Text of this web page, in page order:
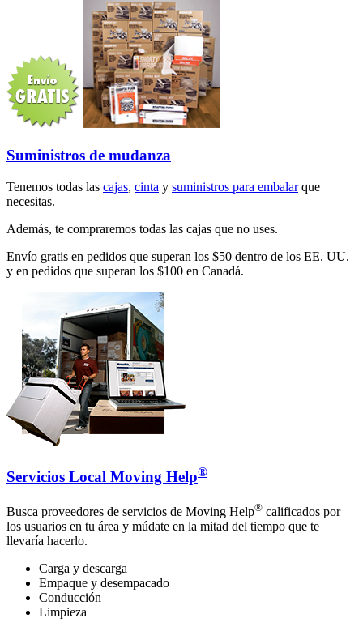
Suministros de mudanza
Tenemos todas las cajas, cinta y suministros para embalarque
necesitas.
Además, te compraremos todas las cajas que no uses.
Envío gratis en pedidos que superan los $50 dentro de los EE. UU.
y en pedidos que superan los $100 en Canadá.
Servicios Local Moving Help®
Busca proveedores de servicios de Moving Help® calificados por
los usuarios en tu área y múdate en la mitad del tiempo que te
llevaría hacerlo.
Carga y descarga
Empaque y desempacado
Conducción
Limpieza